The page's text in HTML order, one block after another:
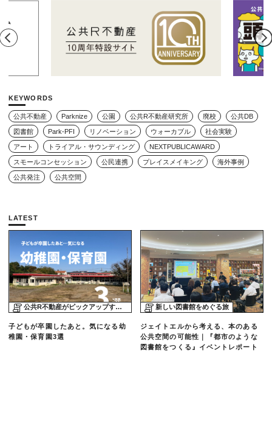
KEYWORDS
公共不動産 Parknize 公園 公共R不動産研究所 廃校 公共DB
図書館 Park-PFI リノベーション ウォーカブル 社会実験
アート トライアル・サウンディング NEXTPUBLICAWARD
スモールコンセッション 公民連携 プレイスメイキング 海外事例
公共発注 公共空間
LATEST
公共R不動産がピックアップする物件
子どもが卒園したあと。気になる幼
稚園・保育園3選
新しい図書館をめぐる旅
ジェイトエルから考える、本のある
公共空間の可能性｜『都市のような
図書館をつくる』イベントレポート